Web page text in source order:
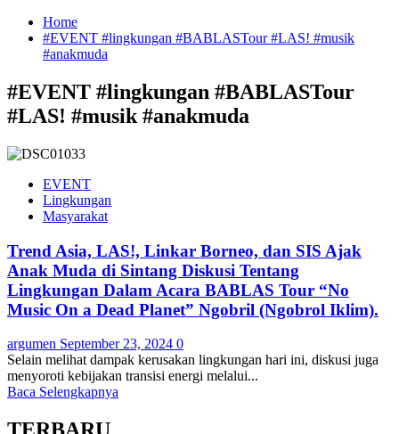
Home
#EVENT #lingkungan #BABLASTour #LAS! #musik
#anakmuda
#EVENT #lingkungan #BABLASTour
#LAS! #musik #anakmuda
EVENT
Lingkungan
Masyarakat
Trend Asia, LAS!, Linkar Borneo, dan SIS Ajak
Anak Muda di Sintang Diskusi Tentang
Lingkungan Dalam Acara BABLAS Tour “No
Music On a Dead Planet” Ngobril (Ngobrol Iklim).
argumen September 23, 2024 0
Selain melihat dampak kerusakan lingkungan hari ini, diskusi juga
menyoroti kebijakan transisi energi melalui...
Baca Selengkapnya